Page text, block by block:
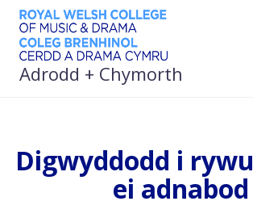
Neidio
cynnwys
Adrodd + Chymorth
Digwyddodd i
ei adnabod